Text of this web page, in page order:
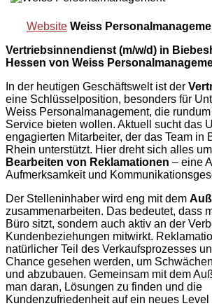
Website Weiss
Vertriebsinnendienst (m/w/d) in
Hessen von Weiss
In der heutigen Geschäftswelt ist der
eine Schlüsselposition, besonders für
Weiss Personalmanagement, die
Service bieten wollen. Aktuell sucht das
engagierten Mitarbeiter, der das Team in
Rhein unterstützt. Hier dreht sich alles
Bearbeiten von Reklamationen – eine
Aufmerksamkeit und
Der Stelleninhaber wird eng mit dem
zusammenarbeiten. Das bedeutet, dass
Büro sitzt, sondern auch aktiv an der
Kundenbeziehungen mitwirkt.
natürlicher Teil des Verkaufsprozesses
Chance gesehen werden, um
und abzubauen. Gemeinsam mit dem
man daran, Lösungen zu finden und die
Kundenzufriedenheit auf ein neues Level